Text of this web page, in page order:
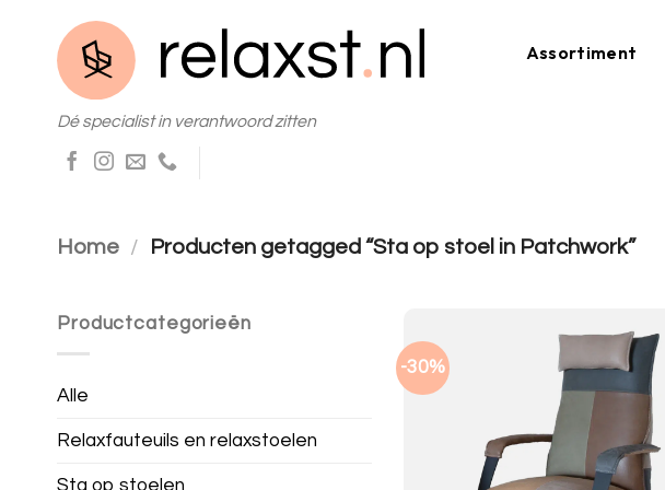
content
Dé specialist in verantwoord zitten
Assortiment
Home / Producten getagged “Sta op stoel in Patchwork”
Productcategorieën
Alle
Relaxfauteuils en relaxstoelen
Sta op stoelen
-30%